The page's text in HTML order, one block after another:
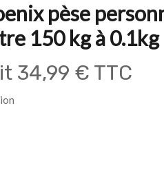
pèse
150 kg à 0.1kg
34,99 € TTC